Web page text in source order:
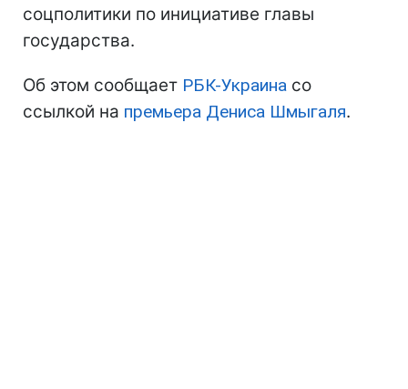
соцполитики по инициативе главы
государства.
Об этом сообщает РБК-Украина со
ссылкой на премьера Дениса Шмыгаля.